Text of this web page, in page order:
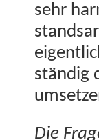
sehr
ständig
Die